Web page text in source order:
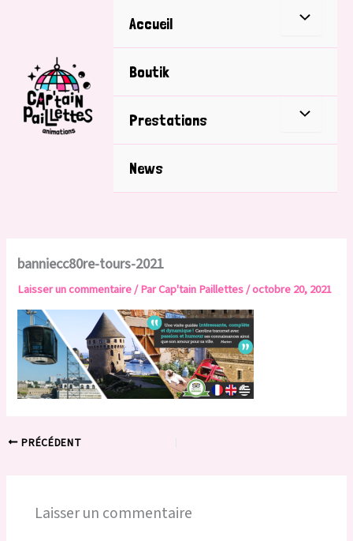
Accueil
Boutik
Prestations
News
banniecc80re-tours-2021
Laisser un commentaire/ ParCap'tain Paillettes/octobre 20, 2021
PRÉCÉDENT
Laisser un commentaire